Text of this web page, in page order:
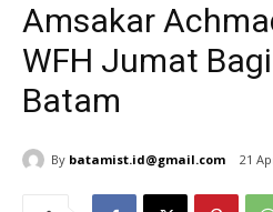
Amsakar
WFH Jumat
Batam
By batamist.id@gmail.com 21